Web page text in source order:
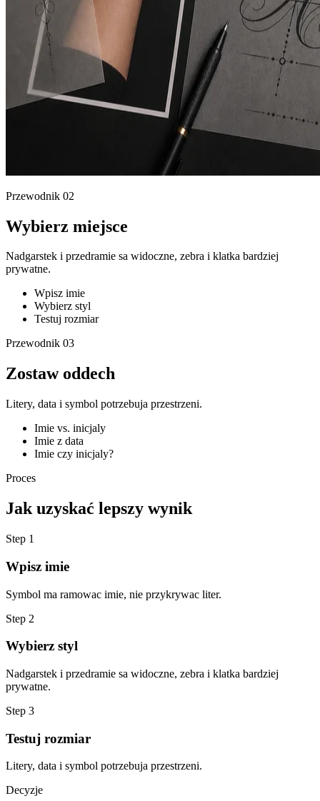
Przewodnik 02
Wybierz miejsce
Nadgarstek i przedramie sa widoczne, zebra i klatka bardziej
prywatne.
Wpisz imie
Wybierz styl
Testuj rozmiar
Przewodnik 03
Zostaw oddech
Litery, data i symbol potrzebuja przestrzeni.
Imie vs. inicjaly
Imie z data
Imie czy inicjaly?
Proces
Jak uzyskać lepszy wynik
Step 1
Wpisz imie
Symbol ma ramowac imie, nie przykrywac liter.
Step 2
Wybierz styl
Nadgarstek i przedramie sa widoczne, zebra i klatka bardziej
prywatne.
Step 3
Testuj rozmiar
Litery, data i symbol potrzebuja przestrzeni.
Decyzje